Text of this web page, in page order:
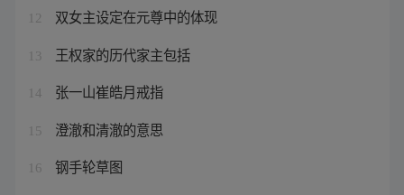
12 双女主设定在元尊中的体现
13 王权家的历代家主包括
14 张一山崔皓月戒指
15 澄澈和清澈的意思
16 钢手轮草图